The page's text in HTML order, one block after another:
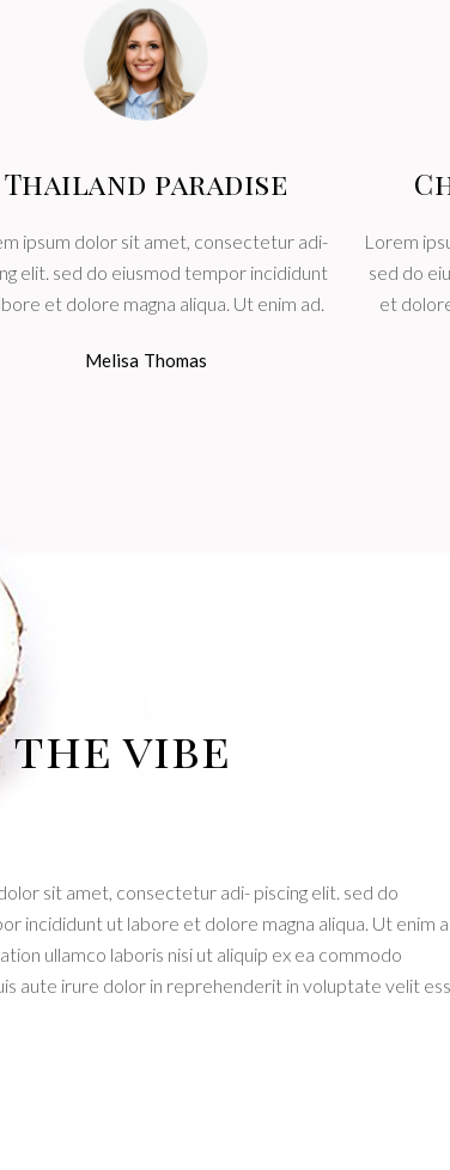
Thailand paradise
ipsum dolor sit amet, consectetur adi-
elit. sed do eiusmod tempor incididunt
et dolore magna aliqua. Ut enim ad.
Melisa Thomas
Lorem
sed do
et
the vibe
sit amet, consectetur adi- piscing elit. sed do
incididunt ut labore et dolore magna aliqua. Ut enim
ullamco laboris nisi ut aliquip ex ea commodo
aute irure dolor in reprehenderit in voluptate velit